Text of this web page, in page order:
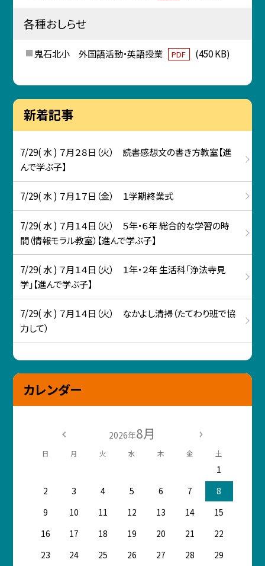
各種おしらせ
鬼石北小 外国語活動・英語授業 PDF (450 KB)
新着記事
7/29( 水 ) ７月２８日（火） 読書感想文の書き方教室【進
んで学ぶ子】
7/29( 水 ) ７月１７日（金） １学期終業式
7/29( 水 ) ７月１４日（火） ５年・６年 総合的な学習の時
間（情報モラル教室）【進んで学ぶ子】
7/29( 水 ) ７月１４日（火） １年・２年 生活科「浄法寺見
学」【進んで学ぶ子】
7/29( 水 ) ７月１４日（火） なかよし清掃（たてわり班で協
力して）
カレンダー
2026年8月
日 月 火 水 木 金 土
1
2
3 4 5 6 7
8
9
10 11 12 13 14
15
16
17 18 19 20 21
22
23
24 25 26 27 28
29